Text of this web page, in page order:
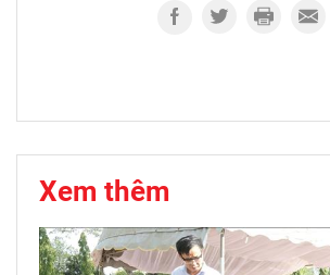
Xem thêm